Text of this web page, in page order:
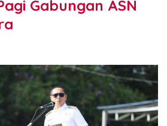
Gabungan ASN